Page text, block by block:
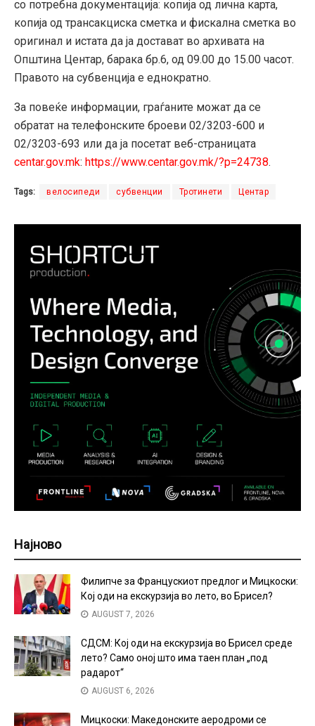
со потребна документација: копија од лична карта,
копија од трансакциска сметка и фискална сметка во
оригинал и истата да ја достават во архивата на
Општина Центар, барака бр.6, од 09.00 до 15.00 часот.
Правото на субвенција е еднократно.
За повеќе информации, граѓаните можат да се
обратат на телефонските броеви 02/3203-600 и
02/3203-693 или да ја посетат веб-страницата
centar.gov.mk: https://www.centar.gov.mk/?p=24738.
Tags: велосипеди субвенции Тротинети Центар
Најново
Филипче за Францускиот предлог и Мицкоски:
Кој оди на екскурзија во лето, во Брисел?
AUGUST 7, 2026
СДСМ: Кој оди на екскурзија во Брисел среде
лето? Само оној што има таен план „под
радарот“
AUGUST 6, 2026
Мицкоски: Македонските аеродроми се